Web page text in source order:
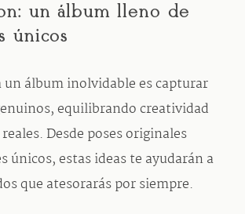
un álbum lleno de
únicos
un álbum inolvidable es capturar
equilibrando creatividad
Desde poses originales
únicos, estas ideas te ayudarán a
que atesorarás por siempre.